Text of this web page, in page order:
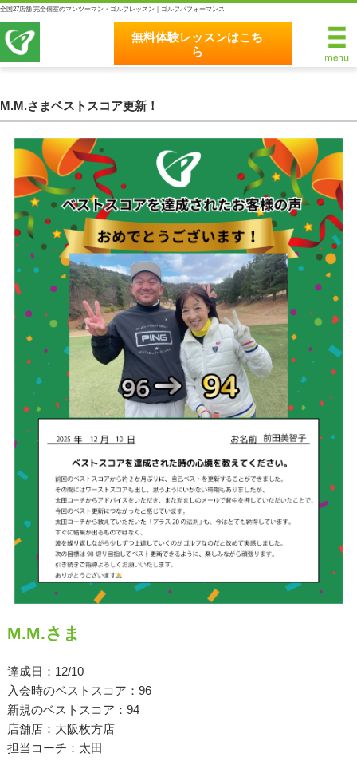
全国27店舗 完全個室のマンツーマン・ゴルフレッスン｜ゴルフパフォーマンス
無料体験レッスンはこち
ら
無料体験レッスンはこちら
完全個室マンツーマンレッスン
統一されたレッスン理論
最新のスイング解析システム
独自のコースティーチング
クラブフィッティングの５つのこだわり
全額返金保証
原田メソッド
レッスン内容
ゴルフが楽しみたい（初心者）
短期間での上達（初心者）
シングルを目指したい（中・上級者）
法人向けプラン
プラン・料金
M.M.さまベストスコア更新！
M.M.さま
達成日：12/10
入会時のベストスコア：96
新規のベストスコア：94
店舗店：大阪枚方店
担当コーチ：太田